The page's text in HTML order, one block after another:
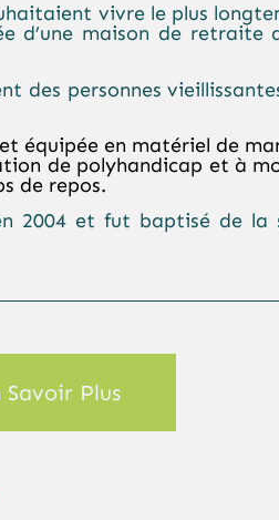
vivre le plus
d’une maison de
des personnes
équipée en matériel de
de polyhandicap et à
de repos.
2004 et fut baptisé de la
Savoir Plus